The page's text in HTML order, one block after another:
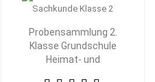
Probensammlung 2.
Klasse Grundschule
Heimat- und